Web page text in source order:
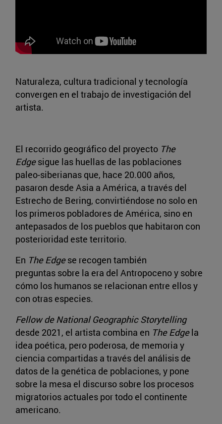
Naturaleza, cultura tradicional y tecnología
convergen en el trabajo de investigación del
artista.
El recorrido geográfico del proyecto The
Edgesigue las huellas de las poblaciones
paleo-siberianas que, hace 20.000 años,
pasaron desde Asia a América, a través del
Estrecho de Bering, convirtiéndose no solo en
los primeros pobladores de América, sino en
antepasados de los pueblos que habitaron con
posterioridad este territorio.
En The Edgese recogen también
preguntas sobre la era del Antropoceno y sobre
cómo los humanos se relacionan entre ellos y
con otras especies.
Fellow de National Geographic Storytelling
desde 2021, el artista combina en The Edgela
idea poética, pero poderosa, de memoria y
ciencia compartidas a través del análisis de
datos de la genética de poblaciones, y pone
sobre la mesa el discurso sobre los procesos
migratorios actuales por todo el continente
americano.